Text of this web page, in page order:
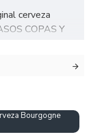
cerveza
COPAS Y
Bourgogne